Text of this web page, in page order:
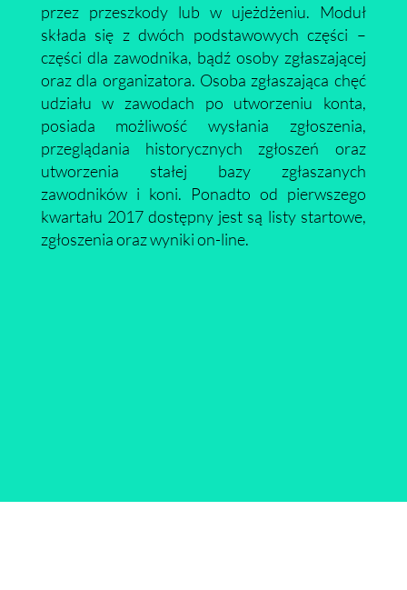
przez przeszkody lub w ujeżdżeniu. Moduł
składa się z dwóch podstawowych części –
części dla zawodnika, bądź osoby zgłaszającej
oraz dla organizatora. Osoba zgłaszająca chęć
udziału w zawodach po utworzeniu konta,
posiada możliwość wysłania zgłoszenia,
przeglądania historycznych zgłoszeń oraz
utworzenia stałej bazy zgłaszanych
zawodników i koni. Ponadto od pierwszego
kwartału 2017 dostępny jest są listy startowe,
zgłoszenia oraz wyniki on-line.